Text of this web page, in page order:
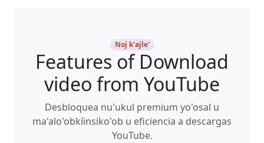
Noj k'ajle'
Features of Download
video from YouTube
Desbloquea nu'ukul premium yo'osal u
ma'alo'obkíinsiko'ob u eficiencia a descargas
YouTube.